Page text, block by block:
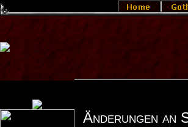
Änderungen an